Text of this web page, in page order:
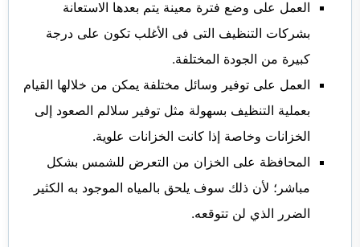
العمل على وضع فترة معينة يتم بعدها الاستعانة
بشركات التنظيف التى فى الأغلب تكون على درجة
كبيرة من الجودة المختلفة.
العمل على توفير وسائل مختلفة يمكن من خلالها القيام
بعملية التنظيف بسهولة مثل توفير سلالم الصعود إلى
الخزانات وخاصة إذا كانت الخزانات علوية.
المحافظة على الخزان من التعرض للشمس بشكل
مباشر؛ لأن ذلك سوف يلحق بالمياه الموجود به الكثير
الضرر الذي لن تتوقعه.